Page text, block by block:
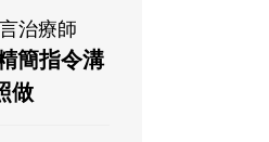
治療師
簡指令溝
做